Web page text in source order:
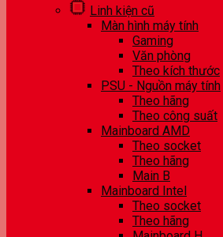
Linh kiện cũ
Màn hình máy tính
Gaming
Văn phòng
Theo kích thước
PSU - Nguồn máy tính
Theo hãng
Theo công suất
Mainboard AMD
Theo socket
Theo hãng
Main B
Mainboard Intel
Theo socket
Theo hãng